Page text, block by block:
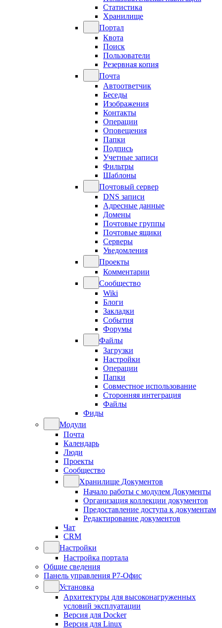
Статистика
Хранилище
Портал
Квота
Поиск
Пользователи
Резервная копия
Почта
Автоответчик
Беседы
Изображения
Контакты
Операции
Оповещения
Папки
Подпись
Учетные записи
Фильтры
Шаблоны
Почтовый сервер
DNS записи
Адресные данные
Домены
Почтовые группы
Почтовые ящики
Серверы
Уведомления
Проекты
Комментарии
Сообщество
Wiki
Блоги
Закладки
События
Форумы
Файлы
Загрузки
Настройки
Операции
Папки
Совместное использование
Сторонняя интеграция
Файлы
Фиды
Модули
Почта
Календарь
Люди
Проекты
Сообщество
Хранилище Документов
Начало работы с модулем Документы
Организация коллекции документов
Предоставление доступа к документам
Редактирование документов
Чат
CRM
Настройки
Настройка портала
Общие сведения
Панель управления Р7-Офис
Установка
Архитектуры для высоконагруженных
условий эксплуатации
Версия для Docker
Версия для Linux